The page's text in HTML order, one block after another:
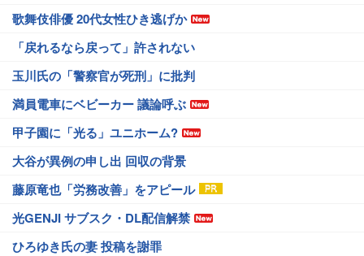
歌舞伎俳優 20代女性ひき逃げか
「戻れるなら戻って」許されない
玉川氏の「警察官が死刑」に批判
満員電車にベビーカー 議論呼ぶ
甲子園に「光る」ユニホーム?
大谷が異例の申し出 回収の背景
藤原竜也「労務改善」をアピール
光GENJI サブスク・DL配信解禁
ひろゆき氏の妻 投稿を謝罪